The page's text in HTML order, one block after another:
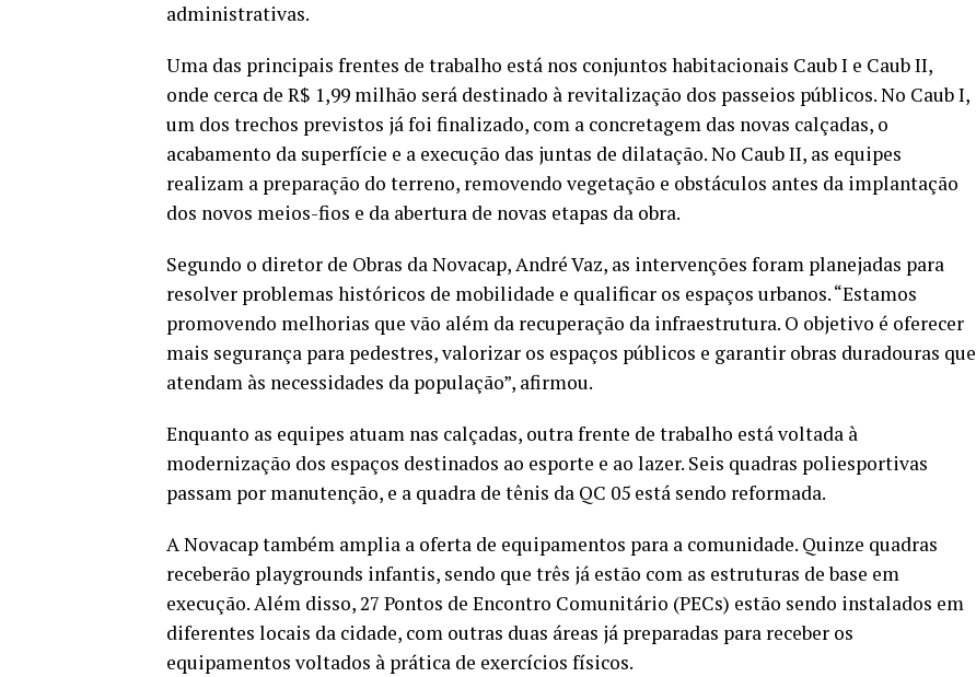
administrativas.
Uma das principais frentes de trabalho está nos conjuntos habitacionais Caub I e Caub II,
onde cerca de R$ 1,99 milhão será destinado à revitalização dos passeios públicos. No Caub I,
um dos trechos previstos já foi finalizado, com a concretagem das novas calçadas, o
acabamento da superfície e a execução das juntas de dilatação. No Caub II, as equipes
realizam a preparação do terreno, removendo vegetação e obstáculos antes da implantação
dos novos meios-fios e da abertura de novas etapas da obra.
Segundo o diretor de Obras da Novacap, André Vaz, as intervenções foram planejadas para
resolver problemas históricos de mobilidade e qualificar os espaços urbanos. “Estamos
promovendo melhorias que vão além da recuperação da infraestrutura. O objetivo é oferecer
mais segurança para pedestres, valorizar os espaços públicos e garantir obras duradouras que
atendam às necessidades da população”, afirmou.
Enquanto as equipes atuam nas calçadas, outra frente de trabalho está voltada à
modernização dos espaços destinados ao esporte e ao lazer. Seis quadras poliesportivas
passam por manutenção, e a quadra de tênis da QC 05 está sendo reformada.
A Novacap também amplia a oferta de equipamentos para a comunidade. Quinze quadras
receberão playgrounds infantis, sendo que três já estão com as estruturas de base em
execução. Além disso, 27 Pontos de Encontro Comunitário (PECs) estão sendo instalados em
diferentes locais da cidade, com outras duas áreas já preparadas para receber os
equipamentos voltados à prática de exercícios físicos.